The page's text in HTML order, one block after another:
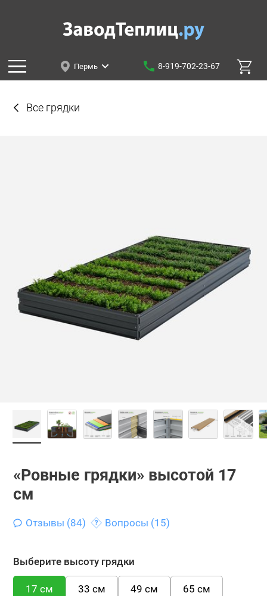
Пермь 8-919-702-23-67
Все грядки
«Ровные грядки» высотой 17
см
Отзывы (84) Вопросы (15)
Выберите высоту грядки
17 см 33 см 49 см 65 см